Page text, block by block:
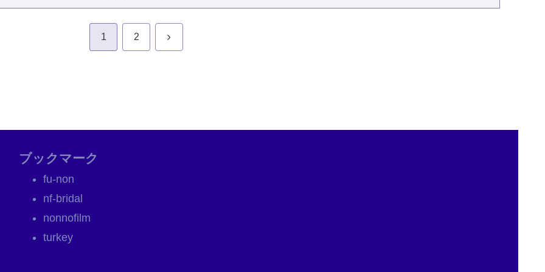
1 2 次
ブックマーク
fu-non
nf-bridal
nonnofilm
turkey